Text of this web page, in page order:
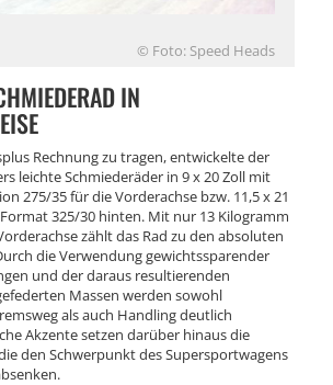
© Foto: Speed Heads
IN
Rechnung zu tragen, entwickelte der
leichte Schmiederäder in 9 x 20 Zoll mit
275/35 für die Vorderachse bzw. 11,5 x 21
325/30 hinten. Mit nur 13 Kilogramm
zählt das Rad zu den absoluten
die Verwendung gewichtssparender
und der daraus resultierenden
Massen werden sowohl
als auch Handling deutlich
Akzente setzen darüber hinaus die
den Schwerpunkt des Supersportwagens